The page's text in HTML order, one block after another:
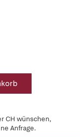
CH wünschen,
Anfrage.